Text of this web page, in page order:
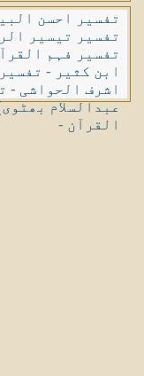
تفسیر احسن
تفسیر تیسیر
تفسیر فہم
ابن کثیر -
اشرف الحواشی -
عبدالسلام
القرآن -